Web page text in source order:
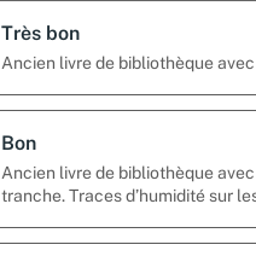
Très bon
Ancien livre de bibliothèque
Bon
Ancien livre de bibliothèque
tranche. Traces d’humidité sur